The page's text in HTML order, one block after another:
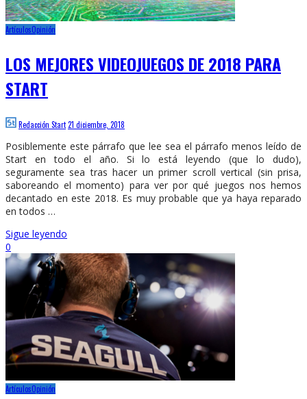
ArtículosOpinión
LOS MEJORES VIDEOJUEGOS DE 2018 PARA
START
Redacción Start21 diciembre, 2018
Posiblemente este párrafo que lee sea el párrafo menos leído de
Start en todo el año. Si lo está leyendo (que lo dudo),
seguramente sea tras hacer un primer scroll vertical (sin prisa,
saboreando el momento) para ver por qué juegos nos hemos
decantado en este 2018. Es muy probable que ya haya reparado
en todos …
Sigue leyendo
0
ArtículosOpinión